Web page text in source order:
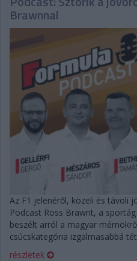
Brawnnal
Az F1 jelenéről, közeli és távoli
Podcast Ross Brawnt, a
beszélt arról a magyar
csúcskategória izgalmasabbá
részletek